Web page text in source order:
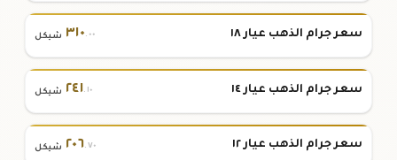
سعر جرام الذهب عيار ١٨ ٣١٠.٠٠ شيكل
سعر جرام الذهب عيار ١٤ ٢٤١.١٠ شيكل
سعر جرام الذهب عيار ١٢ ٢٠٦.٧٠ شيكل